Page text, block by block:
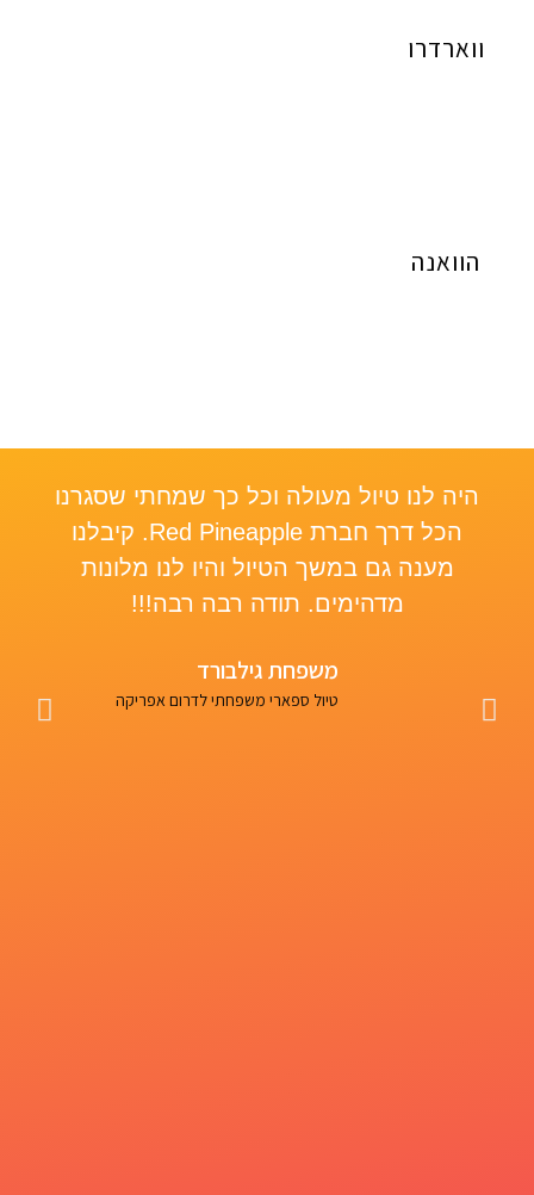
ווארדרו
הוואנה
היה לנו טיול מעולה וכל כך שמחתי שסגרנו
הכל דרך חברת Red Pineapple. קיבלנו
מענה גם במשך הטיול והיו לנו מלונות
מדהימים. תודה רבה רבה!!!
משפחת גילבורד
טיול ספארי משפחתי לדרום אפריקה